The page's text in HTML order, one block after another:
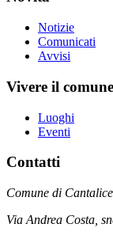
Notizie
Comunicati
Avvisi
Vivere il comune
Luoghi
Eventi
Contatti
Comune di Cantalice
Via Andrea Costa,